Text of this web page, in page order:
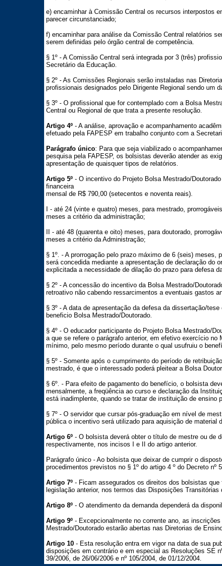
e) encaminhar à Comissão Central os recursos interpostos
parecer circunstanciado;
f) encaminhar para análise da Comissão Central relatórios
serem definidas pelo órgão central de competência.
§ 1º - A Comissão Central será integrada por 3 (três)
Secretário da Educação.
§ 2º - As Comissões Regionais serão instaladas nas
profissionais designados pelo Dirigente Regional sendo um
§ 3º - O profissional que for contemplado com a Bolsa
Central ou Regional de que trata a presente resolução.
Artigo 4º- A análise, aprovação e acompanhamento
efetuado pela FAPESP em trabalho conjunto com a
Parágrafo único: Para que seja viabilizado o
pesquisa pela FAPESP, os bolsistas deverão atender as
apresentação de quaisquer tipos de relatórios.
Artigo 5º - O incentivo do Projeto Bolsa Mestrado/
financeira
mensal de R$ 790,00 (setecentos e noventa reais).
I - até 24 (vinte e quatro) meses, para mestrado,
meses a critério da administração;
II - até 48 (quarenta e oito) meses, para doutorado,
meses a critério da Administração;
§ 1º. - A prorrogação pelo prazo máximo de 6 (seis)
será concedida mediante a apresentação de declaração do
explicitada a necessidade de dilação do prazo para defesa
§ 2º - A concessão do incentivo da Bolsa Mestrado/
retroativo não cabendo ressarcimentos a eventuais gastos
§ 3º - A data de apresentação da defesa da dissertação/
beneficio Bolsa Mestrado/Doutorado.
§ 4º - O educador participante do Projeto Bolsa Mestrado/
a que se refere o parágrafo anterior, em efetivo exercício no
mínimo, pelo mesmo período durante o qual usufruiu o
§ 5º - Somente após o cumprimento do período de
mestrado, é que o interessado poderá pleitear a Bolsa
§ 6º. - Para efeito de pagamento do benefício, o bolsista
mensalmente, a freqüência ao curso e declaração da
está inadimplente, quando se tratar de instituição de ensino
§ 7º - O servidor que cursar pós-graduação em nível de
pública o incentivo será utilizado para aquisição de material
Artigo 6º- O bolsista deverá obter o título de mestre ou de
respectivamente, nos incisos I e II do artigo anterior.
Parágrafo único - Ao bolsista que deixar de cumprir o
procedimentos previstos no § 1º do artigo 4 º do Decreto nº
Artigo 7º- Ficam assegurados os direitos dos bolsistas
legislação anterior, nos termos das Disposições Transitórias
Artigo 8º- O atendimento da demanda dependerá da
Artigo 9º- Excepcionalmente no corrente ano, as
Mestrado/Doutorado estarão abertas nas Diretorias de
Artigo 10- Esta resolução entra em vigor na data de sua
disposições em contrário e em especial as Resoluções SE
39/2006, de 26/06/2006 e nº 105/2004, de 01/12/2004.